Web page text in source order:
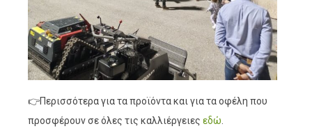
👉Περισσότερα για τα προϊόντα και για τα οφέλη που
προσφέρουν σε όλες τις καλλιέργειες εδώ